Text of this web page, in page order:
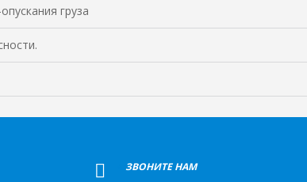
груза
ЗВОНИТЕ НАМ